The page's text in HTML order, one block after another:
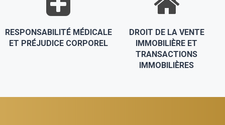
RESPONSABILITÉ MÉDICALE
ET PRÉJUDICE CORPOREL
DROIT DE LA VENTE
IMMOBILIÈRE ET
TRANSACTIONS
IMMOBILIÈRES